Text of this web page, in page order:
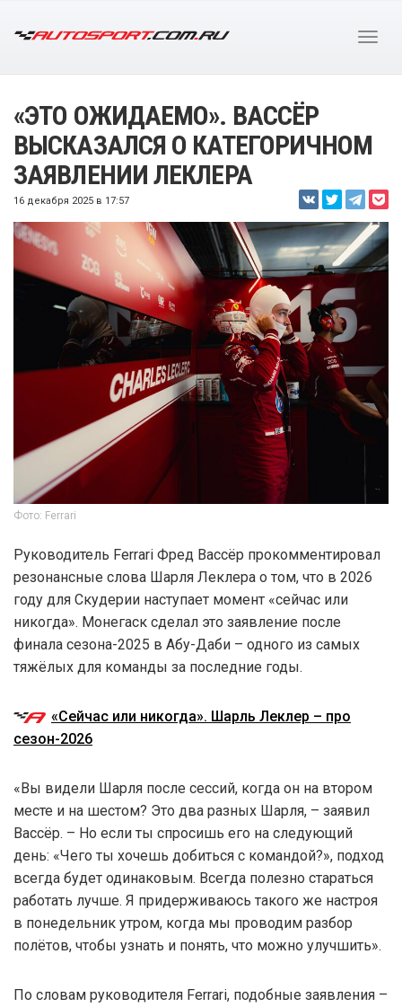
«ЭТО ОЖИДАЕМО». ВАССЁР
ВЫСКАЗАЛСЯ О КАТЕГОРИЧНОМ
ЗАЯВЛЕНИИ ЛЕКЛЕРА
16 декабря 2025 в 17:57
Фото: Ferrari
Руководитель Ferrari Фред Вассёр прокомментировал
резонансные слова Шарля Леклера о том, что в 2026
году для Скудерии наступает момент «сейчас или
никогда». Монегаск сделал это заявление после
финала сезона-2025 в Абу-Даби – одного из самых
тяжёлых для команды за последние годы.
«Сейчас или никогда». Шарль Леклер – про
сезон-2026
«Вы видели Шарля после сессий, когда он на втором
месте и на шестом? Это два разных Шарля, – заявил
Вассёр. – Но если ты спросишь его на следующий
день: «Чего ты хочешь добиться с командой?», подход
всегда будет одинаковым. Всегда полезно стараться
работать лучше. Я придерживаюсь такого же настроя
в понедельник утром, когда мы проводим разбор
полётов, чтобы узнать и понять, что можно улучшить».
По словам руководителя Ferrari, подобные заявления –